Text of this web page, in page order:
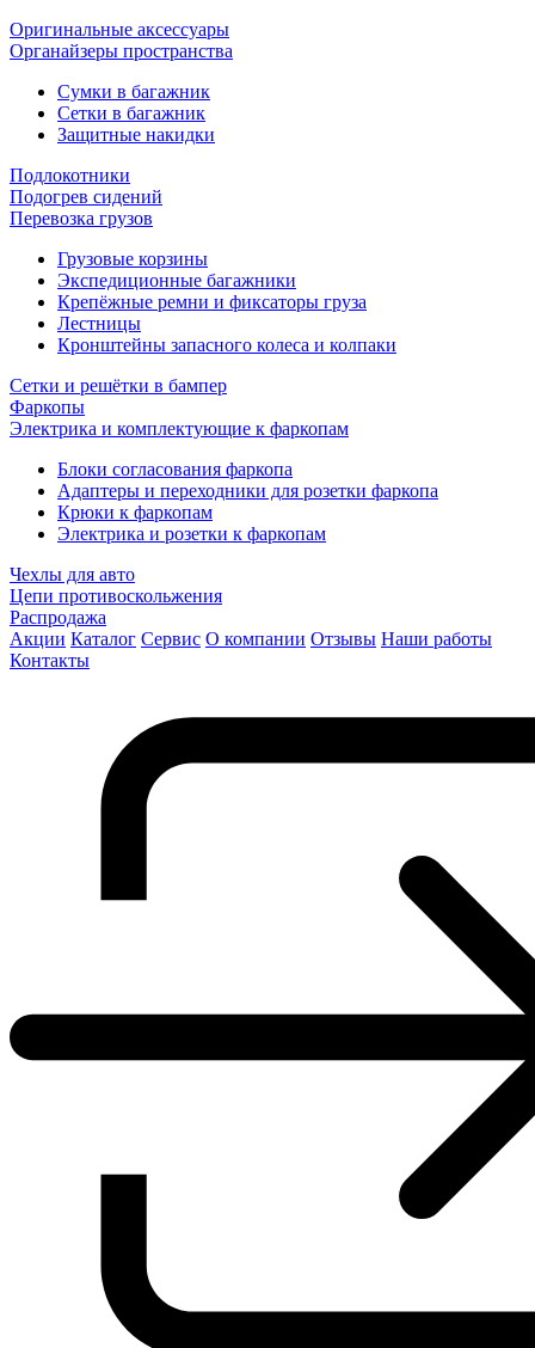
Оригинальные аксессуары
Органайзеры пространства
Сумки в багажник
Сетки в багажник
Защитные накидки
Подлокотники
Подогрев сидений
Перевозка грузов
Грузовые корзины
Экспедиционные багажники
Крепёжные ремни и фиксаторы груза
Лестницы
Кронштейны запасного колеса и колпаки
Сетки и решётки в бампер
Фаркопы
Электрика и комплектующие к фаркопам
Блоки согласования фаркопа
Адаптеры и переходники для розетки фаркопа
Крюки к фаркопам
Электрика и розетки к фаркопам
Чехлы для авто
Цепи противоскольжения
Распродажа
Акции Каталог Сервис О компании Отзывы Наши работы
Контакты